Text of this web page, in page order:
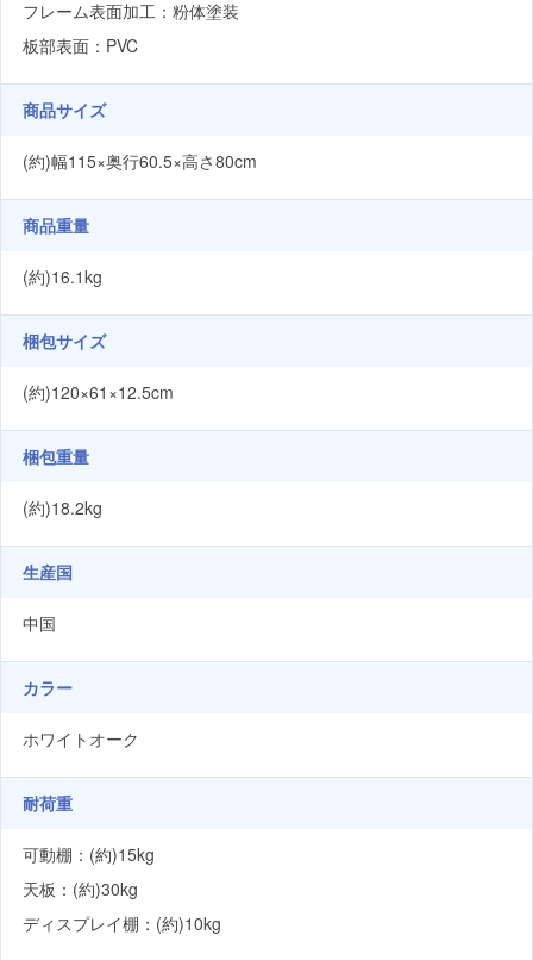
フレーム表面加工：粉体塗装
板部表面：PVC
商品サイズ
(約)幅115×奥行60.5×高さ80cm
商品重量
(約)16.1kg
梱包サイズ
(約)120×61×12.5cm
梱包重量
(約)18.2kg
生産国
中国
カラー
ホワイトオーク
耐荷重
可動棚：(約)15kg
天板：(約)30kg
ディスプレイ棚：(約)10kg